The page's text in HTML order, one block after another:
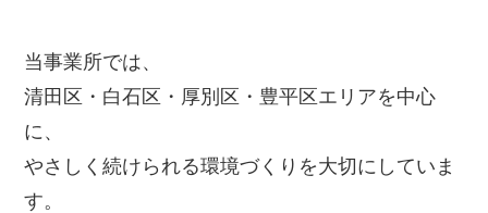
当事業所では、
清田区・白石区・厚別区・豊平区エリアを中心
に、
やさしく続けられる環境づくりを大切にしていま
す。